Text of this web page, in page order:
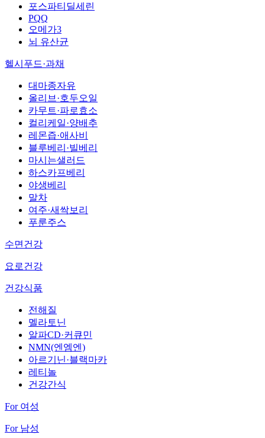
포스파티딜세린
PQQ
오메가3
뇌 유산균
헬시푸드·과채
대마종자유
올리브·호두오일
카무트·파로효소
컬리케일·양배추
레몬즙·애사비
블루베리·빌베리
마시는샐러드
하스카프베리
야생베리
말차
여주·새싹보리
푸룬주스
수면건강
요로건강
건강식품
전해질
멜라토닌
알파CD·커큐민
NMN(엔엠엔)
아르기닌·블랙마카
레티놀
건강간식
For 여성
For 남성